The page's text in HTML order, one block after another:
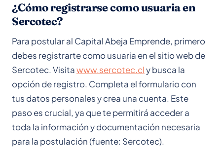
¿Cómo registrarse como usuaria en
Sercotec?
Para postular al Capital Abeja Emprende, primero
debes registrarte como usuaria en el sitio web de
Sercotec. Visitawww.sercotec.cly busca la
opción de registro. Completa el formulario con
tus datos personales y crea una cuenta. Este
paso es crucial, ya que te permitirá acceder a
toda la información y documentación necesaria
para la postulación (fuente: Sercotec).